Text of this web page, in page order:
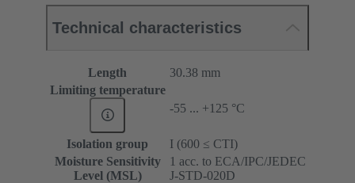
Technical characteristics
Length
30.38 mm
Limiting temperature
-55 ... +125 °C
Isolation group
I (600 ≤ CTI)
Moisture Sensitivity
Level (MSL)
1 acc. to ECA/IPC/JEDEC
J-STD-020D